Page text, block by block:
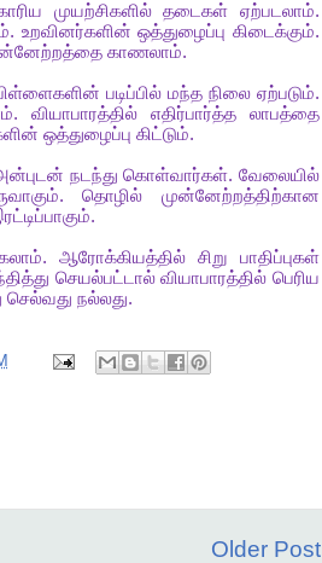
முயற்சிகளில் தடைகள் ஏற்படலாம்.
. உறவினர்களின் ஒத்துழைப்பு கிடைக்கும்.
காணலாம்.
படிப்பில் மந்த நிலை ஏற்படும்.
. வியாபாரத்தில் எதிர்பார்த்த
லாபத்தை
ஒத்துழைப்பு கிட்டும்.
நடந்து கொள்வார்கள். வேலையில்
.தொழில்
முன்னேற்றத்திற்கான
.
.ஆரோக்கியத்தில் சிறு
பாதிப்புகள்
செயல்பட்டால் வியாபாரத்தில் பெரிய
செல்வது நல்லது.
Older Post